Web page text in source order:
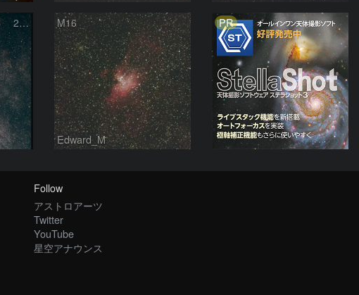
バンビの横顔 からM16 2026/06/14 M16
Edward_M
PR
Follow
アストロアーツ
Twitter
YouTube
星空アナウンス